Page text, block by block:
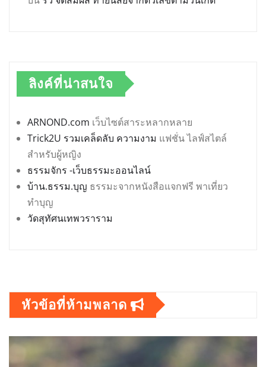
ลิงค์ที่น่าสนใจ
ARNOND.com เว็บไซต์สาระหลากหลาย
Trick2U รวมเคล็ดลับ ความงาม แฟชั่น ไลฟ์สไตล์
สำหรับผู้หญิง
ธรรมจักร -เว็บธรรมะออนไลน์
บ้าน.ธรรม.บุญ ธรรมะจากหนังสือแจกฟรี พาเที่ยว
ทำบุญ
วัดสุทัศนเทพวราราม
หัวข้อที่ห้ามพลาด